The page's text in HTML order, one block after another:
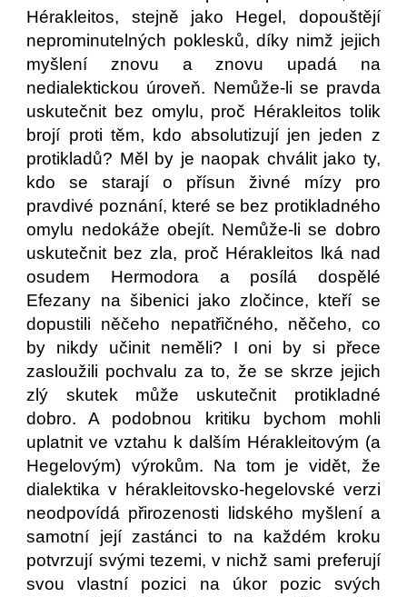
Hérakleitos, stejně jako Hegel, dopouštějí
neprominutelných poklesků, díky nimž jejich
myšlení znovu a znovu upadá na
nedialektickou úroveň. Nemůže-li se pravda
uskutečnit bez omylu, proč Hérakleitos tolik
brojí proti těm, kdo absolutizují jen jeden z
protikladů? Měl by je naopak chválit jako ty,
kdo se starají o přísun živné mízy pro
pravdivé poznání, které se bez protikladného
omylu nedokáže obejít. Nemůže-li se dobro
uskutečnit bez zla, proč Hérakleitos lká nad
osudem Hermodora a posílá dospělé
Efezany na šibenici jako zločince, kteří se
dopustili něčeho nepatřičného, něčeho, co
by nikdy učinit neměli? I oni by si přece
zasloužili pochvalu za to, že se skrze jejich
zlý skutek může uskutečnit protikladné
dobro. A podobnou kritiku bychom mohli
uplatnit ve vztahu k dalším Hérakleitovým (a
Hegelovým) výrokům. Na tom je vidět, že
dialektika v hérakleitovsko-hegelovské verzi
neodpovídá přirozenosti lidského myšlení a
samotní její zastánci to na každém kroku
potvrzují svými tezemi, v nichž sami preferují
svou vlastní pozici na úkor pozic svých